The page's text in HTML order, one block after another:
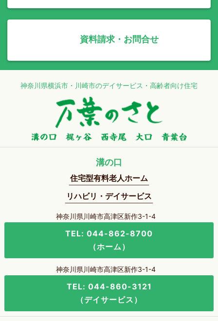
資料請求・お問合せ
神奈川県横浜市・川崎市のデイサービス・高齢者向け住宅
溝の口
住宅型有料老人ホーム
リハビリ・デイサービス
神奈川県川崎市高津区新作3-1-4
TEL: 044-862-8700
（ホーム）
神奈川県川崎市高津区新作3-1-4
TEL: 044-860-3121
（デイサービス）